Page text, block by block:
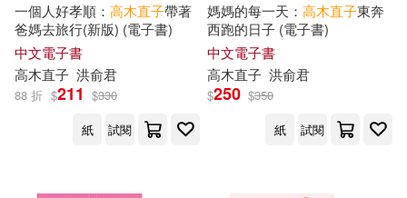
一個人好孝順： 高木直子帶著
爸媽去旅行(新版) (電子書)
中文電子書
高木直子 洪俞君
88 折 $211 $330
紙
試閱
媽媽的每一天： 高木直子東奔
西跑的日子 (電子書)
中文電子書
高木直子 洪俞君
$250 $350
紙
試閱